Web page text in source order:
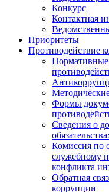
Конкурс
Контактная
Приоритеты
Противодействие
Формы
Сведения о
Комиссия по
служебному
конфликта
Обратная
коррупции